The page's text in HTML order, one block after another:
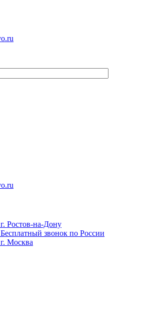
г. Ростов-на-Дону
Бесплатный звонок по России
г. Москва